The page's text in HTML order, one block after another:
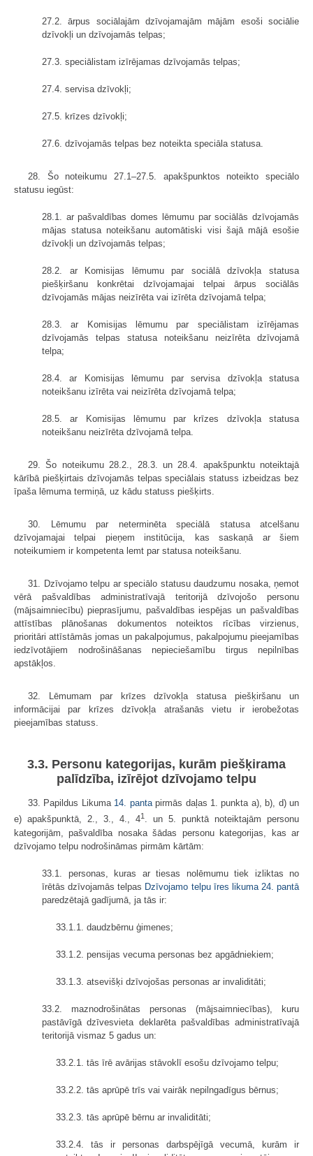
27.2. ārpus sociālajām dzīvojamajām mājām esoši sociālie
dzīvokļi un dzīvojamās telpas;
27.3. speciālistam izīrējamas dzīvojamās telpas;
27.4. servisa dzīvokļi;
27.5. krīzes dzīvokļi;
27.6. dzīvojamās telpas bez noteikta speciāla statusa.
28. Šo noteikumu 27.1–27.5. apakšpunktos noteikto speciālo
statusu iegūst:
28.1. ar pašvaldības domes lēmumu par sociālās dzīvojamās
mājas statusa noteikšanu automātiski visi šajā mājā esošie
dzīvokļi un dzīvojamās telpas;
28.2. ar Komisijas lēmumu par sociālā dzīvokļa statusa
piešķiršanu konkrētai dzīvojamajai telpai ārpus sociālās
dzīvojamās mājas neizīrēta vai izīrēta dzīvojamā telpa;
28.3. ar Komisijas lēmumu par speciālistam izīrējamas
dzīvojamās telpas statusa noteikšanu neizīrēta dzīvojamā
telpa;
28.4. ar Komisijas lēmumu par servisa dzīvokļa statusa
noteikšanu izīrēta vai neizīrēta dzīvojamā telpa;
28.5. ar Komisijas lēmumu par krīzes dzīvokļa statusa
noteikšanu neizīrēta dzīvojamā telpa.
29. Šo noteikumu 28.2., 28.3. un 28.4. apakšpunktu noteiktajā
kārībā piešķirtais dzīvojamās telpas speciālais statuss izbeidzas bez
īpaša lēmuma termiņā, uz kādu statuss piešķirts.
30. Lēmumu par neterminēta speciālā statusa atcelšanu
dzīvojamajai telpai pieņem institūcija, kas saskaņā ar šiem
noteikumiem ir kompetenta lemt par statusa noteikšanu.
31. Dzīvojamo telpu ar speciālo statusu daudzumu nosaka, ņemot
vērā pašvaldības administratīvajā teritorijā dzīvojošo personu
(mājsaimniecību) pieprasījumu, pašvaldības iespējas un pašvaldības
attīstības plānošanas dokumentos noteiktos rīcības virzienus,
prioritāri attīstāmās jomas un pakalpojumus, pakalpojumu pieejamības
iedzīvotājiem nodrošināšanas nepieciešamību tirgus nepilnības
apstākļos.
32. Lēmumam par krīzes dzīvokļa statusa piešķiršanu un
informācijai par krīzes dzīvokļa atrašanās vietu ir ierobežotas
pieejamības statuss.
3.3. Personu kategorijas, kurām piešķirama
palīdzība, izīrējot dzīvojamo telpu
33. Papildus Likuma 14. pantapirmās daļas 1. punkta a), b), d) un
e) apakšpunktā, 2., 3., 4., 41. un 5. punktā noteiktajām personu
kategorijām, pašvaldība nosaka šādas personu kategorijas, kas ar
dzīvojamo telpu nodrošināmas pirmām kārtām:
33.1. personas, kuras ar tiesas nolēmumu tiek izliktas no
īrētās dzīvojamās telpas Dzīvojamo telpu īres likuma 24. pantā
paredzētajā gadījumā, ja tās ir:
33.1.1. daudzbērnu ģimenes;
33.1.2. pensijas vecuma personas bez apgādniekiem;
33.1.3. atsevišķi dzīvojošas personas ar invaliditāti;
33.2. maznodrošinātas personas (mājsaimniecības), kuru
pastāvīgā dzīvesvieta deklarēta pašvaldības administratīvajā
teritorijā vismaz 5 gadus un:
33.2.1. tās īrē avārijas stāvoklī esošu dzīvojamo telpu;
33.2.2. tās aprūpē trīs vai vairāk nepilngadīgus bērnus;
33.2.3. tās aprūpē bērnu ar invaliditāti;
33.2.4. tās ir personas darbspējīgā vecumā, kurām ir